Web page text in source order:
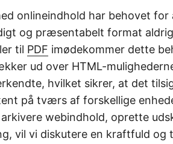
onlineindhold har behovet for
og præsentabelt format
til PDF imødekommer dette
ud over HTML-
hvilket sikrer, at det
på tværs af forskellige
webindhold, oprette
vil vi diskutere en kraftfuld og